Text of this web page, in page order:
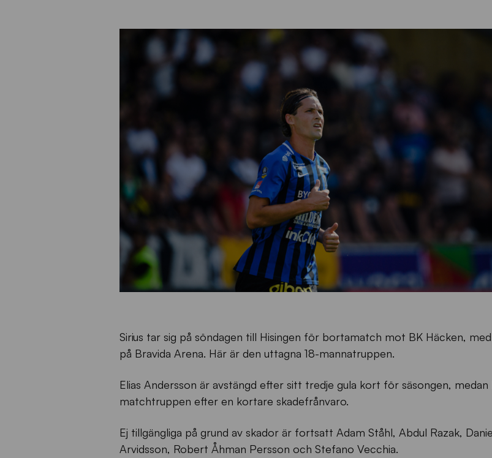
Sirius tar sig på söndagen till Hisingen för bortamatch mot BK Häcken,
på Bravida Arena. Här är den uttagna 18-mannatruppen.
Elias Andersson är avstängd efter sitt tredje gula kort för säsongen, medan
matchtruppen efter en kortare skadefrånvaro.
Ej tillgängliga på grund av skador är fortsatt Adam Ståhl, Abdul Razak,
Arvidsson, Robert Åhman Persson och Stefano Vecchia.